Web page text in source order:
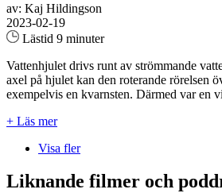
av: Kaj Hildingson
2023-02-19
Lästid 9 minuter
Vattenhjulet drivs runt av strömmande
axel på hjulet kan den roterande rörelsen
exempelvis en kvarnsten. Därmed var en
+ Läs mer
Visa fler
Liknande filmer och